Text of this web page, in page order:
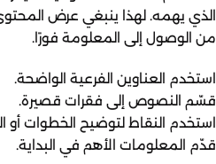
الذي يهمه. لهذا ينبغي عرض
من الوصول إلى المعلومة فورًا.
استخدم العناوين الفرعية الواضحة.
قسّم النصوص إلى فقرات قصيرة.
استخدم النقاط لتوضيح الخطوات أو
قدّم المعلومات الأهم في البداية.